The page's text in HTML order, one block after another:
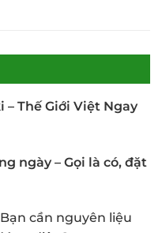
– Thế Giới Việt Ngay
ngày – Gọi là có, đặt
cần nguyên liệu